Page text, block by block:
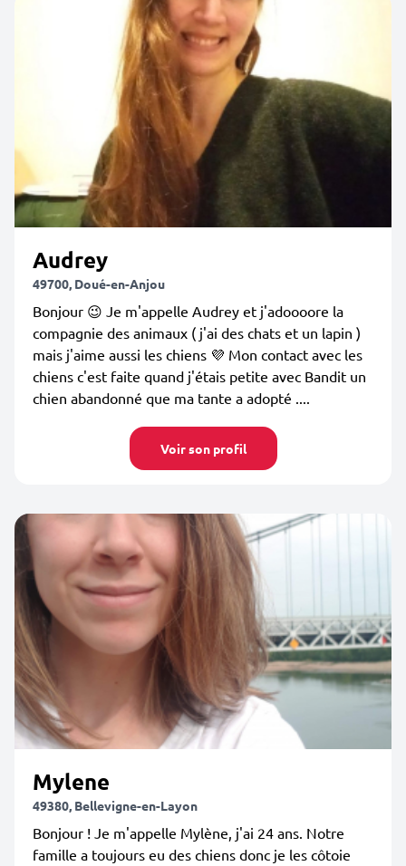
Audrey
49700, Doué-en-Anjou
Bonjour 😉 Je m'appelle Audrey et j'adoooore la
compagnie des animaux ( j'ai des chats et un lapin )
mais j'aime aussi les chiens 💜 Mon contact avec les
chiens c'est faite quand j'étais petite avec Bandit un
chien abandonné que ma tante a adopté ....
Voir son profil
Mylene
49380, Bellevigne-en-Layon
Bonjour ! Je m'appelle Mylène, j'ai 24 ans. Notre
famille a toujours eu des chiens donc je les côtoie